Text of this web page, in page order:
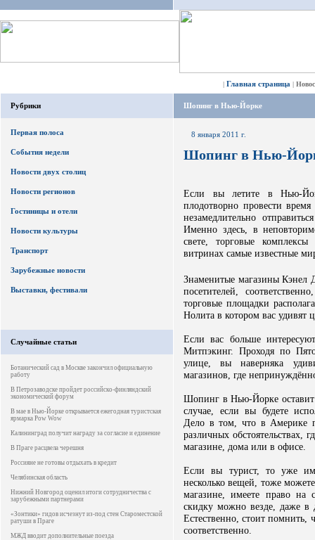
| Главная страница |
Рубрики
Первая полоса
События недели
Новости двух столиц
Новости регионов
Гостиницы и отели
Новости культуры
Транспорт
Зарубежные новости
Выставки, фестивали
Случайные статьи
Ботанический сад в Москве закончил официальную
работу
В Петрозаводске пройдет российско-финляндский
экономический форум
В мае в Нью-Йорке открывается ежегодная туристская
ярмарка Pow Wow
Калининград получит награду за согласие и единение
В Праге расцвела черешня
Россияне не готовы отдыхать в кредит
Челябинская область
Нижний Новгород оценил итоги сотрудничества с
зарубежными партнерами
«Зонтики» гидов исчезнут из-под стен Староместской
ратуши в Праге
МЖД вводит дополнительные поезда
Шопинг в Нью-Йорке
8 января 2011 г.
Шопинг в Нью-
Если вы летите в Нью-
плодотворно провести
незамедлительно
Именно здесь, в
свете, торговые
витринах самые известные
Знаменитые магазины
посетителей,
торговые площадки
Нолита в котором вас удивят
Если вас больше
Митпэкинг. Проходя по
улице, вы наверняка
магазинов, где
Шопинг в Нью-Йорке
случае, если вы будете
Дело в том, что в Америке
различных обстоятельствах,
магазине, дома или в офисе.
Если вы турист, то уже
несколько вещей, тоже
магазине, имеете право на
скидку можно везде, даже в
Естественно, стоит помнить,
соответственно.